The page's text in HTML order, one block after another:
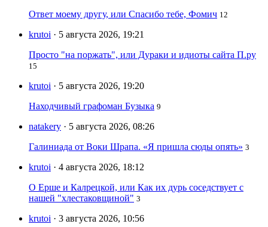
Ответ моему другу, или Спасибо тебе, Фомич 12
krutoi · 5 августа 2026, 19:21
Просто "на поржать", или Дураки и идиоты сайта П.ру
15
krutoi · 5 августа 2026, 19:20
Находчивый графоман Бузыка 9
natakery · 5 августа 2026, 08:26
Галиниада от Воки Шрапа. «Я пришла сюды опять» 3
krutoi · 4 августа 2026, 18:12
О Ерше и Калрецкой, или Как их дурь соседствует с
нашей "хлестаковщиной" 3
krutoi · 3 августа 2026, 10:56